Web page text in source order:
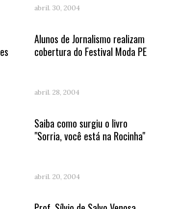
abril. 30, 2004
Alunos de Jornalismo realizam
cobertura do Festival Moda PE
abril. 28, 2004
Saiba como surgiu o livro
"Sorria, você está na Rocinha"
abril. 20, 2004